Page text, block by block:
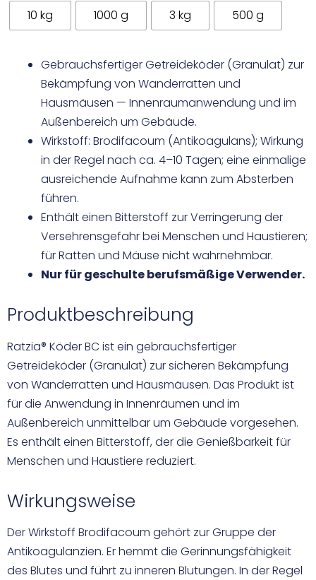
10 kg 1000 g 3 kg 500 g
Gebrauchsfertiger Getreideköder (Granulat) zur
Bekämpfung von Wanderratten und
Hausmäusen — Innenraumanwendung und im
Außenbereich um Gebäude.
Wirkstoff: Brodifacoum (Antikoagulans); Wirkung
in der Regel nach ca. 4–10 Tagen; eine einmalige
ausreichende Aufnahme kann zum Absterben
führen.
Enthält einen Bitterstoff zur Verringerung der
Versehrensgefahr bei Menschen und Haustieren;
für Ratten und Mäuse nicht wahrnehmbar.
Nur für geschulte berufsmäßige Verwender.
Produktbeschreibung
Ratzia® Köder BC ist ein gebrauchsfertiger
Getreideköder (Granulat) zur sicheren Bekämpfung
von Wanderratten und Hausmäusen. Das Produkt ist
für die Anwendung in Innenräumen und im
Außenbereich unmittelbar um Gebäude vorgesehen.
Es enthält einen Bitterstoff, der die Genießbarkeit für
Menschen und Haustiere reduziert.
Wirkungsweise
Der Wirkstoff Brodifacoum gehört zur Gruppe der
Antikoagulanzien. Er hemmt die Gerinnungsfähigkeit
des Blutes und führt zu inneren Blutungen. In der Regel